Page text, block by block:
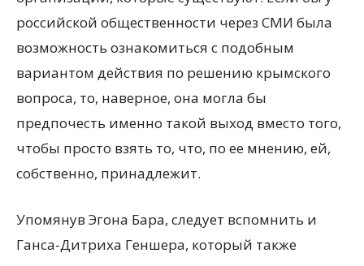
российской общественности через СМИ была
возможность ознакомиться с подобным
вариантом действия по решению крымского
вопроса, то, наверное, она могла бы
предпочесть именно такой выход вместо того,
чтобы просто взять то, что, по ее мнению, ей,
собственно, принадлежит.
Упомянув Эгона Бара, следует вспомнить и
Ганса-Дитриха Геншера, который также